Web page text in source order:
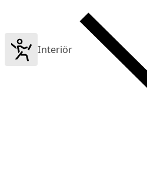
Interiör